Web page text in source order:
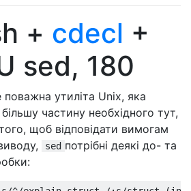
"")
//     Leave the result-
"pointer to " repeat
//    And append
//    the amount of "*"
r //  Then return the
+t;} //  appended with the
+ cdecl +
sed, 180
поважна утиліта Unix, яка
частину необхідного тут,
щоб відповідати вимогам
sed потрібні деякі до- та